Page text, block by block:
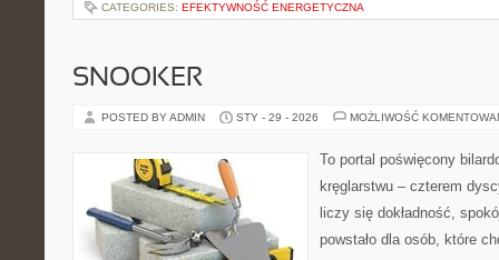
CATEGORIES: EFEKTYWNOŚĆ ENERGETYCZNA
SNOOKER
POSTED BY ADMIN STY - 29 - 2026 MOŻLIWOŚĆ
To portal poświęcony
kręglarstwu – czterem
liczy się dokładność,
powstało dla osób, które